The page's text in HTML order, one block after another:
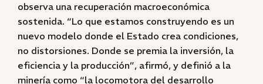
observa una recuperación macroeconómica
sostenida. “Lo que estamos construyendo es un
nuevo modelo donde el Estado crea condiciones,
no distorsiones. Donde se premia la inversión, la
eficiencia y la producción”, afirmó, y definió a la
minería como “la locomotora del desarrollo